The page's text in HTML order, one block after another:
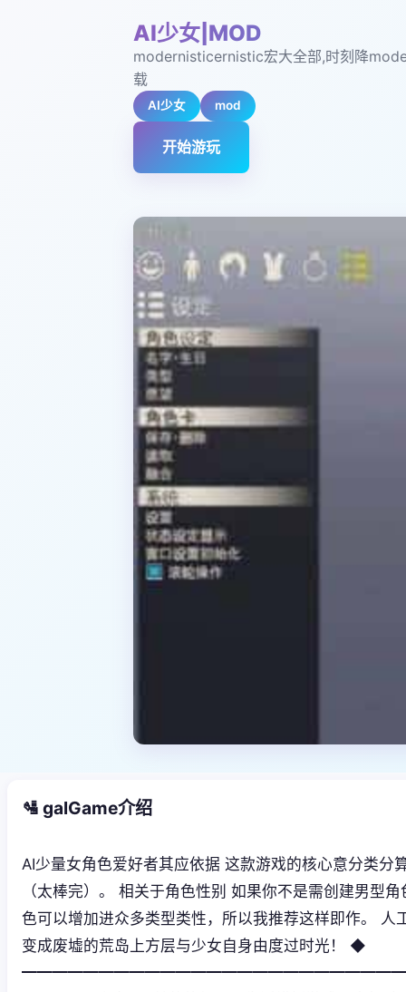
AI少女|MOD
modernisticernistic宏大全部,时刻降
载
AI少女 mod
开始游玩
🛂 galGame介绍
AI少量女角色爱好者其应依据 这款游戏的核心意分类
（太棒完）。 相关于角色性别 如果你不是需创建男型
色可以增加进众多类型类性，所以我推荐这样即作。
变成废墟的荒岛上方层与少女自身由度过时光！ ◆